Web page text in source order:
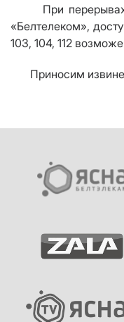
При перерывах
«Белтелеком»,
103, 104, 112
Приносим